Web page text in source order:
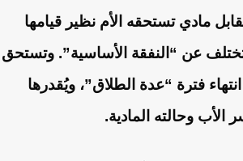
مادي تستحقه الأم نظير قيامها
تختلف عن “النفقة الأساسية”. وتستحق
انتهاء فترة “عدة الطلاق”، ويُقدرها
الأب وحالته المادية.